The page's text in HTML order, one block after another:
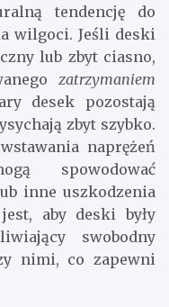
tendencję do
wilgoci. Jeśli deski
lub zbyt ciasno,
zatrzymaniem
desek pozostają
zbyt szybko.
naprężeń
spowodować
inne uszkodzenia
aby deski były
swobodny
nimi, co zapewni